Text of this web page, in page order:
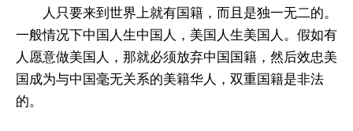
人只要来到世界上就有国籍，而且是独一无二的。
一般情况下中国人生中国人，美国人生美国人。假如有
人愿意做美国人，那就必须放弃中国国籍，然后效忠美
国成为与中国毫无关系的美籍华人，双重国籍是非法
的。